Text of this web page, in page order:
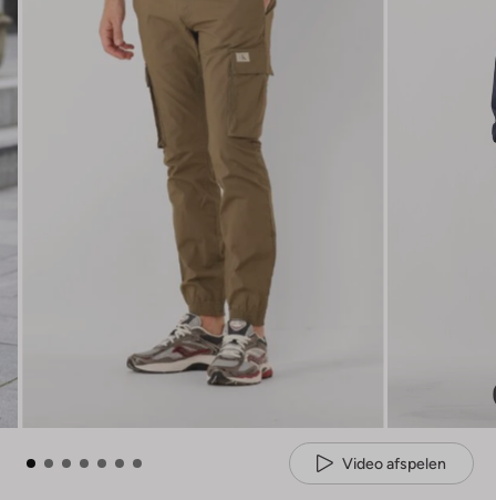
Video afspelen